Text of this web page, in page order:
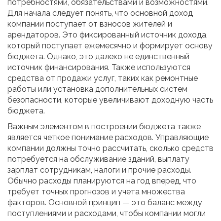
потребностями, обязательствами и возможностями.
Для начала следует понять, что основной доход
компании поступает от взносов жителей и
арендаторов. Это фиксированный источник дохода,
который поступает ежемесячно и формирует основу
бюджета. Однако, это далеко не единственный
источник финансирования. Также используются
средства от продажи услуг, таких как ремонтные
работы или установка дополнительных систем
безопасности, которые увеличивают доходную часть
бюджета.
Важным элементом в построении бюджета также
является четкое понимание расходов. Управляющие
компании должны точно рассчитать, сколько средств
потребуется на обслуживание зданий, выплату
зарплат сотрудникам, налоги и прочие расходы.
Обычно расходы планируются на год вперед, что
требует точных прогнозов и учета множества
факторов. Основной принцип — это баланс между
поступлениями и расходами, чтобы компании могли